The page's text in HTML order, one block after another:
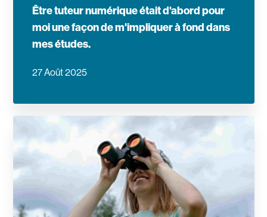
Être tuteur numérique était d'abord pour
moi une façon de m'impliquer à fond dans
mes études.
27 Août 2025
En savoir plus